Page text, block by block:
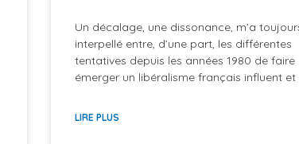
Un décalage, une dissonance, m’a
interpellé entre, d’une part, les différentes
tentatives depuis les années 1980 de faire
émerger un libéralisme français influent et
LIRE PLUS